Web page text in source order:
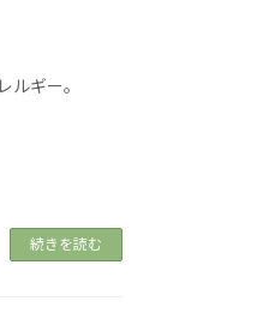
ギー。
続きを読む